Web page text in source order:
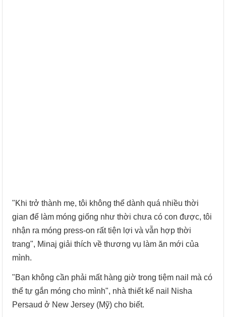
"Khi trở thành mẹ, tôi không thể dành quá nhiều thời
gian để làm móng giống như thời chưa có con được, tôi
nhận ra móng press-on rất tiện lợi và vẫn hợp thời
trang", Minaj giải thích về thương vụ làm ăn mới của
mình.
"Bạn không cần phải mất hàng giờ trong tiệm nail mà có
thể tự gắn móng cho mình", nhà thiết kế nail Nisha
Persaud ở New Jersey (Mỹ) cho biết.